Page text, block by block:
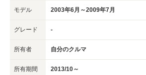
モデル 2003年6月～2009年7月
グレード -
所有者 自分のクルマ
所有期間 2013/10～